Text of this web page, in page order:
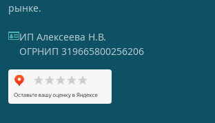
рынке.
ИП Алексеева Н.В.
ОГРНИП 319665800256206